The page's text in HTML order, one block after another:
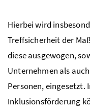
Hierbei wird
Treffsicherheit der
diese ausgewogen,
Unternehmen als
Personen, eingesetzt.
Inklusionsförderung